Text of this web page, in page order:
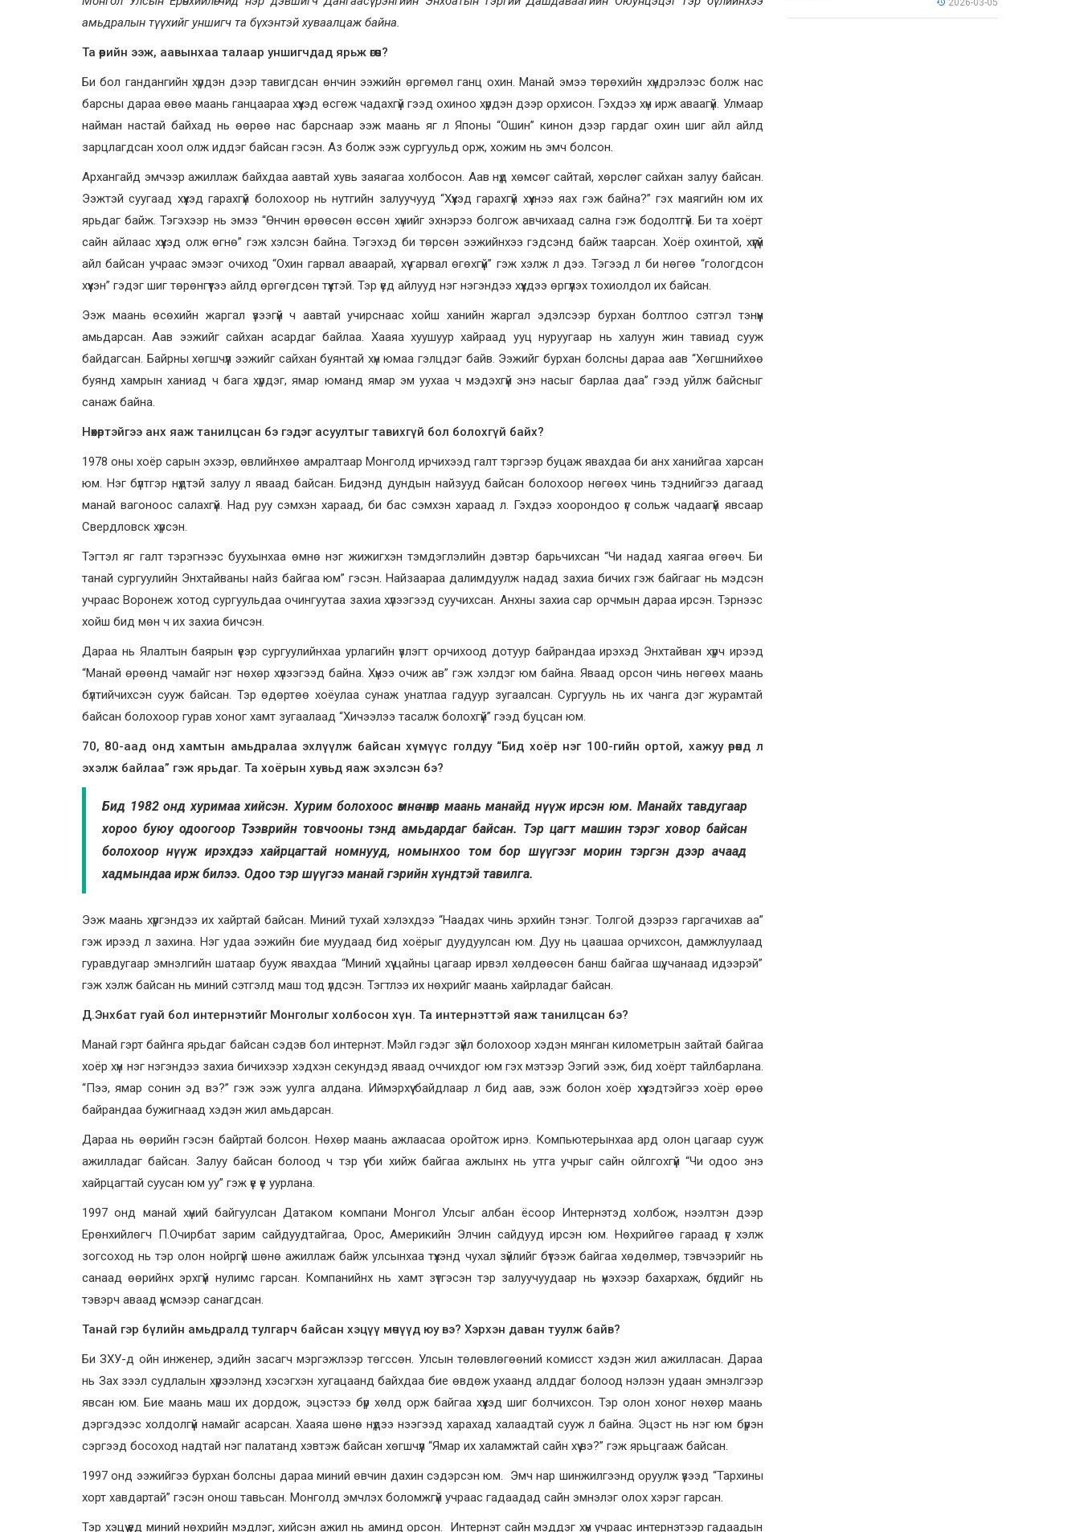
амьдралын түүхийг уншигч та бүхэнтэй хуваалцаж байна.
Та өөрийн ээж, аавынхаа талаар уншигчдад ярьж өгөөч?
Би бол гандангийн хүрдэн дээр тавигдсан өнчин ээжийн өргөмөл ганц охин. Манай эмээ төрөхийн хүндрэлээс болж нас
барсны дараа өвөө маань ганцаараа хүүхэд өсгөж чадахгүй гээд охиноо хүрдэн дээр орхисон. Гэхдээ хүн ирж аваагүй. Улмаар
найман настай байхад нь өөрөө нас барснаар ээж маань яг л Японы “Ошин” кинон дээр гардаг охин шиг айл айлд
зарцлагдсан хоол олж иддэг байсан гэсэн. Аз болж ээж сургуульд орж, хожим нь эмч болсон.
Архангайд эмчээр ажиллаж байхдаа аавтай хувь заяагаа холбосон. Аав нүд хөмсөг сайтай, хөрслөг сайхан залуу байсан.
Ээжтэй суугаад хүүхэд гарахгүй болохоор нь нутгийн залуучууд “Хүүхэд гарахгүй хүүхнээ яах гэж байна?” гэх маягийн юм их
ярьдаг байж. Тэгэхээр нь эмээ “Өнчин өрөөсөн өссөн хүнийг эхнэрээ болгож авчихаад сална гэж бодолтгүй. Би та хоёрт
сайн айлаас хүүхэд олж өгнө” гэж хэлсэн байна. Тэгэхэд би төрсөн ээжийнхээ гэдсэнд байж таарсан. Хоёр охинтой, хүүгүй
айл байсан учраас эмээг очиход “Охин гарвал аваарай, хүү гарвал өгөхгүй” гэж хэлж л дээ. Тэгээд л би нөгөө “гологдсон
хүүхэн” гэдэг шиг төрөнгүүтээ айлд өргөгдсөн түүхтэй. Тэр үед айлууд нэг нэгэндээ хүүхдээ өргүүлэх тохиолдол их байсан.
Ээж маань өсөхийн жаргал үзээгүй ч аавтай учирснаас хойш ханийн жаргал эдэлсээр бурхан болтлоо сэтгэл тэнүүн
амьдарсан. Аав ээжийг сайхан асардаг байлаа. Хааяа хуушуур хайраад ууц нуруугаар нь халуун жин тавиад сууж
байдагсан. Байрны хөгшчүүл ээжийг сайхан буянтай хүн юмаа гэлцдэг байв. Ээжийг бурхан болсны дараа аав “Хөгшнийхөө
буянд хамрын ханиад ч бага хүрдэг, ямар юманд ямар эм уухаа ч мэдэхгүй энэ насыг барлаа даа” гээд уйлж байсныг
санаж байна.
Нөхөртэйгээ анх яаж танилцсан бэ гэдэг асуултыг тавихгүй бол болохгүй байх?
1978 оны хоёр сарын эхээр, өвлийнхөө амралтаар Монголд ирчихээд галт тэргээр буцаж явахдаа би анх ханийгаа харсан
юм. Нэг бүлтгэр нүдтэй залуу л яваад байсан. Бидэнд дундын найзууд байсан болохоор нөгөөх чинь тэднийгээ дагаад
манай вагоноос салахгүй. Над руу сэмхэн хараад, би бас сэмхэн хараад л. Гэхдээ хоорондоо үг сольж чадаагүй явсаар
Свердловск хүрсэн.
Тэгтэл яг галт тэрэгнээс буухынхаа өмнө нэг жижигхэн тэмдэглэлийн дэвтэр барьчихсан “Чи надад хаягаа өгөөч. Би
танай сургуулийн Энхтайваны найз байгаа юм” гэсэн. Найзаараа далимдуулж надад захиа бичих гэж байгааг нь мэдсэн
учраас Воронеж хотод сургуульдаа очингуутаа захиа хүлээгээд суучихсан. Анхны захиа сар орчмын дараа ирсэн. Тэрнээс
хойш бид мөн ч их захиа бичсэн.
Дараа нь Ялалтын баярын үеэр сургуулийнхаа урлагийн үзлэгт орчихоод дотуур байрандаа ирэхэд Энхтайван хүрч ирээд
“Манай өрөөнд чамайг нэг нөхөр хүлээгээд байна. Хүнээ очиж ав” гэж хэлдэг юм байна. Яваад орсон чинь нөгөөх маань
бүлтийчихсэн сууж байсан. Тэр өдөртөө хоёулаа сунаж унатлаа гадуур зугаалсан. Сургууль нь их чанга дэг журамтай
байсан болохоор гурав хоног хамт зугаалаад “Хичээлээ тасалж болохгүй” гээд буцсан юм.
70, 80-аад онд хамтын амьдралаа эхлүүлж байсан хүмүүс голдуу “Бид хоёр нэг 100-гийн ортой, хажуу өрөөнд л
эхэлж байлаа” гэж ярьдаг. Та хоёрын хувьд яаж эхэлсэн бэ?
Бид 1982 онд хуримаа хийсэн. Хурим болохоос өмнө нөхөр маань манайд нүүж ирсэн юм. Манайх тавдугаар
хороо буюу одоогоор Тээврийн товчооны тэнд амьдардаг байсан. Тэр цагт машин тэрэг ховор байсан
болохоор нүүж ирэхдээ хайрцагтай номнууд, номынхоо том бор шүүгээг морин тэргэн дээр ачаад
хадмындаа ирж билээ. Одоо тэр шүүгээ манай гэрийн хүндтэй тавилга.
Ээж маань хүргэндээ их хайртай байсан. Миний тухай хэлэхдээ “Наадах чинь эрхийн тэнэг. Толгой дээрээ гаргачихав аа”
гэж ирээд л захина. Нэг удаа ээжийн бие муудаад бид хоёрыг дуудуулсан юм. Дуу нь цаашаа орчихсон, дамжлуулаад
гуравдугаар эмнэлгийн шатаар бууж явахдаа “Миний хүү цайны цагаар ирвэл хөлдөөсөн банш байгаа шүү, чанаад идээрэй”
гэж хэлж байсан нь миний сэтгэлд маш тод үлдсэн. Тэгтлээ их нөхрийг маань хайрладаг байсан.
Д.Энхбат гуай бол интернэтийг Монголыг холбосон хүн. Та интернэттэй яаж танилцсан бэ?
Манай гэрт байнга ярьдаг байсан сэдэв бол интернэт. Мэйл гэдэг зүйл болохоор хэдэн мянган километрын зайтай байгаа
хоёр хүн нэг нэгэндээ захиа бичихээр хэдхэн секундэд яваад оччихдог юм гэх мэтээр Ээгий ээж, бид хоёрт тайлбарлана.
“Пээ, ямар сонин эд вэ?” гэж ээж уулга алдана. Иймэрхүү байдлаар л бид аав, ээж болон хоёр хүүхэдтэйгээ хоёр өрөө
байрандаа бужигнаад хэдэн жил амьдарсан.
Дараа нь өөрийн гэсэн байртай болсон. Нөхөр маань ажлаасаа оройтож ирнэ. Компьютерынхаа ард олон цагаар сууж
ажилладаг байсан. Залуу байсан болоод ч тэр үү би хийж байгаа ажлынх нь утга учрыг сайн ойлгохгүй “Чи одоо энэ
хайрцагтай суусан юм уу” гэж үе үе уурлана.
1997 онд манай хүний байгуулсан Датаком компани Монгол Улсыг албан ёсоор Интернэтэд холбож, нээлтэн дээр
Ерөнхийлөгч П.Очирбат зарим сайдуудтайгаа, Орос, Америкийн Элчин сайдууд ирсэн юм. Нөхрийгөө гараад үг хэлж
зогсоход нь тэр олон нойргүй шөнө ажиллаж байж улсынхаа түүхэнд чухал зүйлийг бүтээж байгаа хөдөлмөр, тэвчээрийг нь
санаад өөрийнх эрхгүй нулимс гарсан. Компанийнх нь хамт зүтгэсэн тэр залуучуудаар нь үнэхээр бахархаж, бүгдийг нь
тэвэрч аваад үнсмээр санагдсан.
Танай гэр бүлийн амьдралд тулгарч байсан хэцүү мөчүүд юу вэ? Хэрхэн даван туулж байв?
Би ЗХУ-д ойн инженер, эдийн засагч мэргэжлээр төгссөн. Улсын төлөвлөгөөний комисст хэдэн жил ажилласан. Дараа
нь Зах зээл судлалын хүрээлэнд хэсэгхэн хугацаанд байхдаа бие өвдөж ухаанд алддаг болоод нэлээн удаан эмнэлгээр
явсан юм. Бие маань маш их дордож, эцэстээ бүр хөлд орж байгаа хүүхэд шиг болчихсон. Тэр олон хоног нөхөр маань
дэргэдээс холдолгүй намайг асарсан. Хааяа шөнө нүдээ нээгээд харахад халаадтай сууж л байна. Эцэст нь нэг юм бүрэн
сэргээд босоход надтай нэг палатанд хэвтэж байсан хөгшчүүл “Ямар их халамжтай сайн хүү вэ?” гэж ярьцгааж байсан.
1997 онд ээжийгээ бурхан болсны дараа миний өвчин дахин сэдэрсэн юм. Эмч нар шинжилгээнд оруулж үзээд “Тархины
хорт хавдартай” гэсэн онош тавьсан. Монголд эмчлэх боломжгүй учраас гадаадад сайн эмнэлэг олох хэрэг гарсан.
Тэр хэцүү үед миний нөхрийн мэдлэг, хийсэн ажил нь аминд орсон. Интернэт сайн мэддэг хүн учраас интернэтээр гадаадын
2026-03-05